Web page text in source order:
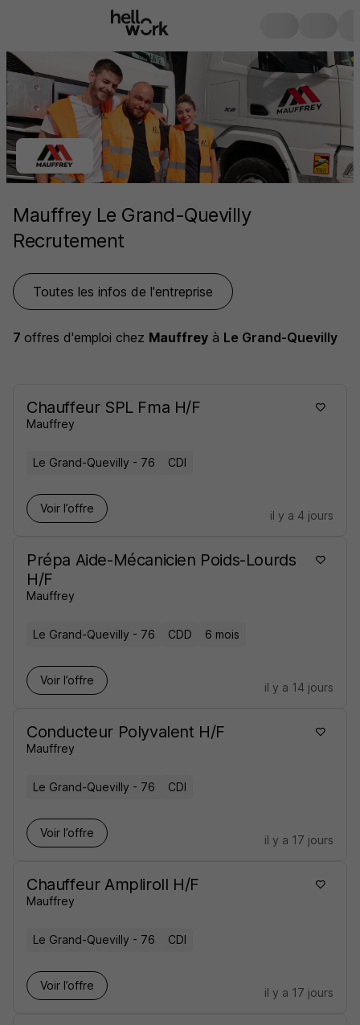
Mauffrey Le Grand-Quevilly
Recrutement
Toutes les infos de l'entreprise
7 offres d'emploi chez Mauffrey à Le Grand-Quevilly
Chauffeur SPL Fma H/F
Mauffrey
Le Grand-Quevilly - 76 CDI
Voir l’offre
il y a 4 jours
Prépa Aide-Mécanicien Poids-Lourds
H/F
Mauffrey
Le Grand-Quevilly - 76 CDD 6 mois
Voir l’offre
il y a 14 jours
Conducteur Polyvalent H/F
Mauffrey
Le Grand-Quevilly - 76 CDI
Voir l’offre
il y a 17 jours
Chauffeur Ampliroll H/F
Mauffrey
Le Grand-Quevilly - 76 CDI
Voir l’offre
il y a 17 jours